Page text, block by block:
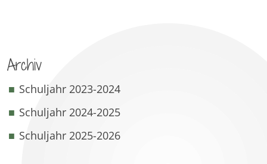
Archiv
Schuljahr 2023-2024
Schuljahr 2024-2025
Schuljahr 2025-2026